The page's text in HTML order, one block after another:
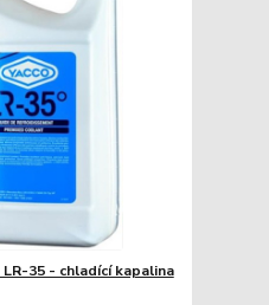
35 - chladící kapalina